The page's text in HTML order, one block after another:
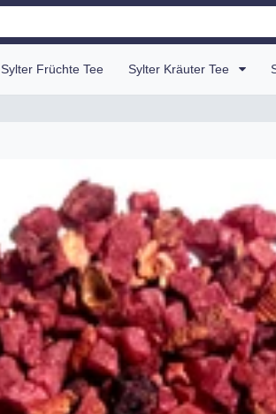
Sylter Früchte Tee Sylter Kräuter Tee